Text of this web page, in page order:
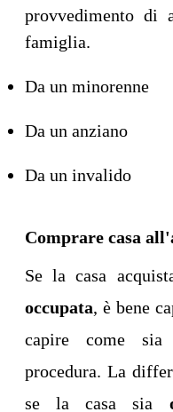
provvedimento di
famiglia.
Da un minorenne
Da un anziano
Da un invalido
Comprare casa
Se la casa
occupata, è bene
capire come sia
procedura. La
se la casa sia